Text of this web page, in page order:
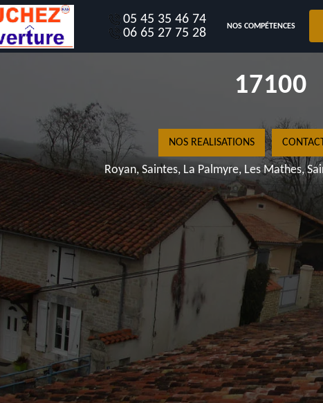
05 45 35 46 74
06 65 27 75 28
NOS COMPÉTENCES